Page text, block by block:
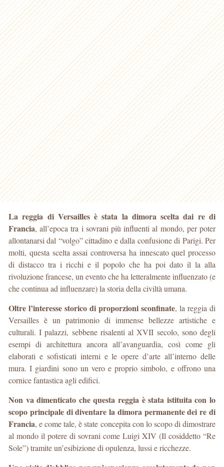
La reggia di Versailles è stata la dimora scelta dai re di
Francia, all’epoca tra i sovrani più influenti al mondo, per poter
allontanarsi dal “volgo” cittadino e dalla confusione di Parigi. Per
molti, questa scelta assai controversa ha innescato quel processo
di distacco tra i ricchi e il popolo che ha poi dato il la alla
rivoluzione francese, un evento che ha letteralmente influenzato (e
che continua ad influenzare) la storia della civiltà umana.
Oltre l’interesse storico di proporzioni sconfinate, la reggia di
Versailles è un patrimonio di immense bellezze artistiche e
culturali. I palazzi, sebbene risalenti al XVII secolo, sono degli
esempi di architettura ancora all’avanguardia, così come gli
elaborati e sofisticati interni e le opere d’arte all’interno delle
mura. I giardini sono un vero e proprio simbolo, e offrono una
cornice fantastica agli edifici.
Non va dimenticato che questa reggia è stata istituita con lo
scopo principale di diventare la dimora permanente dei re di
Francia, e come tale, è state concepita con lo scopo di dimostrare
al mondo il potere di sovrani come Luigi XIV (Il cosiddetto “Re
Sole”) tramite un’esibizione di opulenza, lussi e ricchezze.